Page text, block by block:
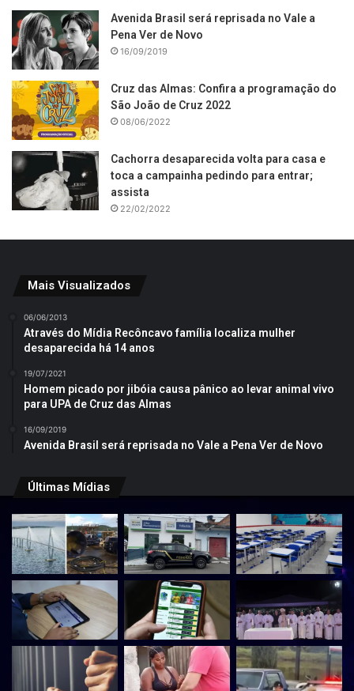
Avenida Brasil será reprisada no Vale a
Pena Ver de Novo
16/09/2019
Cruz das Almas: Confira a programação do
São João de Cruz 2022
08/06/2022
Cachorra desaparecida volta para casa e
toca a campainha pedindo para entrar;
assista
22/02/2022
Mais Visualizados
06/06/2013
Através do Mídia Recôncavo família localiza mulher
desaparecida há 14 anos
19/07/2021
Homem picado por jibóia causa pânico ao levar animal vivo
para UPA de Cruz das Almas
16/09/2019
Avenida Brasil será reprisada no Vale a Pena Ver de Novo
Últimas Mídias